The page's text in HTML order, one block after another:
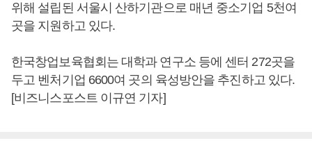
위해 설립된 서울시 산하기관으로 매년 중소기업 5천여
곳을 지원하고 있다.
한국창업보육협회는 대학과 연구소 등에 센터 272곳을
두고 벤처기업 6600여 곳의 육성방안을 추진하고 있다.
[비즈니스포스트 이규연 기자]